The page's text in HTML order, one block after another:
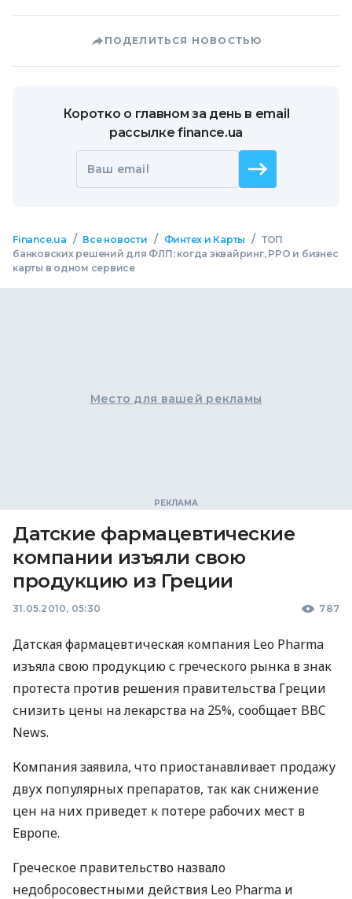
ПОДЕЛИТЬСЯ НОВОСТЬЮ
Коротко о главном за день в email
рассылке finance.ua
Ваш email
Finance.ua / Все новости / Финтех и Карты / ТОП
банковских решений для ФЛП: когда эквайринг, РРО и бизнес
карты в одном сервисе
Место для вашей рекламы
Датские фармацевтические
компании изъяли свою
продукцию из Греции
31.05.2010, 05:30 787
Датская фармацевтическая компания Leo Pharma
изъяла свою продукцию с греческого рынка в знак
протеста против решения правительства Греции
снизить цены на лекарства на 25%, сообщает BBC
News.
Компания заявила, что приостанавливает продажу
двух популярных препаратов, так как снижение
цен на них приведет к потере рабочих мест в
Европе.
Греческое правительство назвало
недобросовестными действия Leo Pharma и